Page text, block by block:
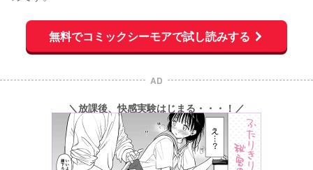
無料でコミックシーモアで試し読みする
AD
＼放課後、快感実験はじまる・・・！／